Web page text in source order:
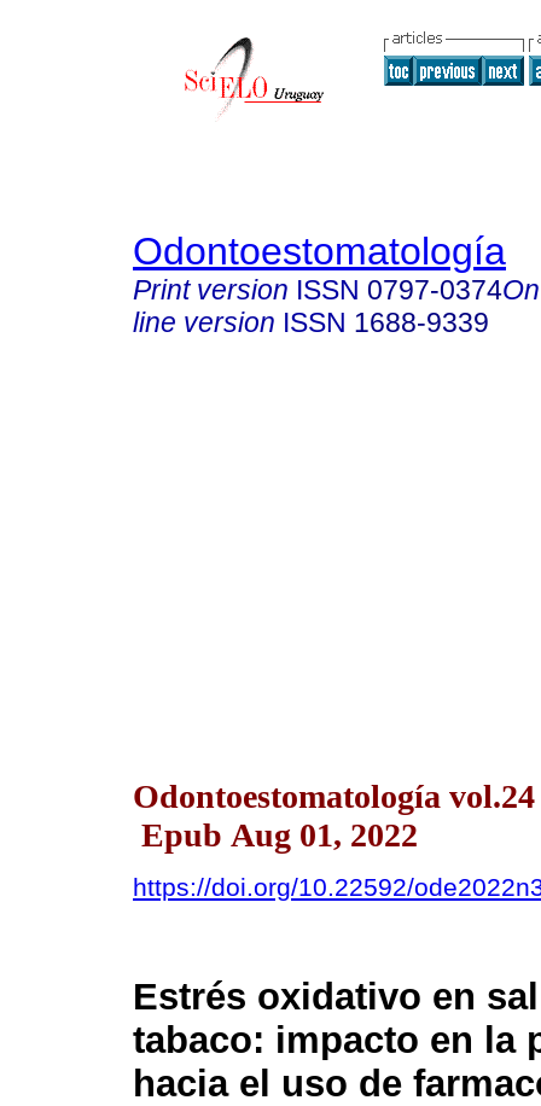
Odontoestomatología
Print version ISSN 0797-0374
line version ISSN 1688-9339
Odontoestomatología
Epub Aug 01, 2022
https://doi.org/10.22592/
Estrés oxidativo en
tabaco: impacto en la
hacia el uso de